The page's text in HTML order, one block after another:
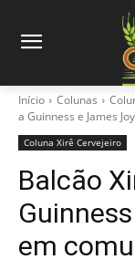
Início Colunas
a Guinness e James
Coluna Xirê Cervejeiro
Balcão
em